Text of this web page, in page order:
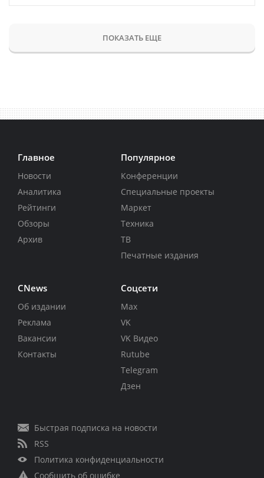
ПОКАЗАТЬ ЕЩЕ
Главное
Новости
Аналитика
Рейтинги
Обзоры
Архив
Популярное
Конференции
Специальные проекты
Маркет
Техника
ТВ
Печатные издания
CNews
Об издании
Реклама
Вакансии
Контакты
Соцсети
Max
VK
VK Видео
Rutube
Telegram
Дзен
Быстрая подписка на новости
RSS
Политика конфиденциальности
Сообщить об ошибке